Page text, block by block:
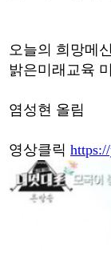
오늘의 희망메
밝은미래교육
염성현 올림
영상클릭